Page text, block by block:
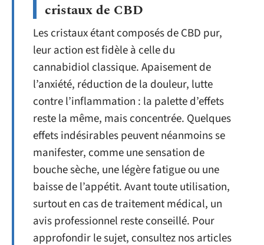
cristaux de CBD
Les cristaux étant composés de CBD pur,
leur action est fidèle à celle du
cannabidiol classique. Apaisement de
l’anxiété, réduction de la douleur, lutte
contre l’inflammation : la palette d’effets
reste la même, mais concentrée. Quelques
effets indésirables peuvent néanmoins se
manifester, comme une sensation de
bouche sèche, une légère fatigue ou une
baisse de l’appétit. Avant toute utilisation,
surtout en cas de traitement médical, un
avis professionnel reste conseillé. Pour
approfondir le sujet, consultez nos articles